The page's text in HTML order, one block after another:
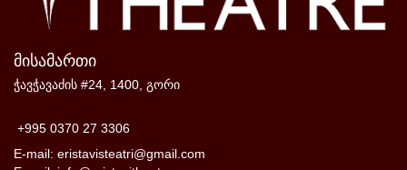
მისამართი
ჭავჭავაძის #24, 1400, გორი
+995 0370 27 3306
E-mail: eristavisteatri@gmail.com